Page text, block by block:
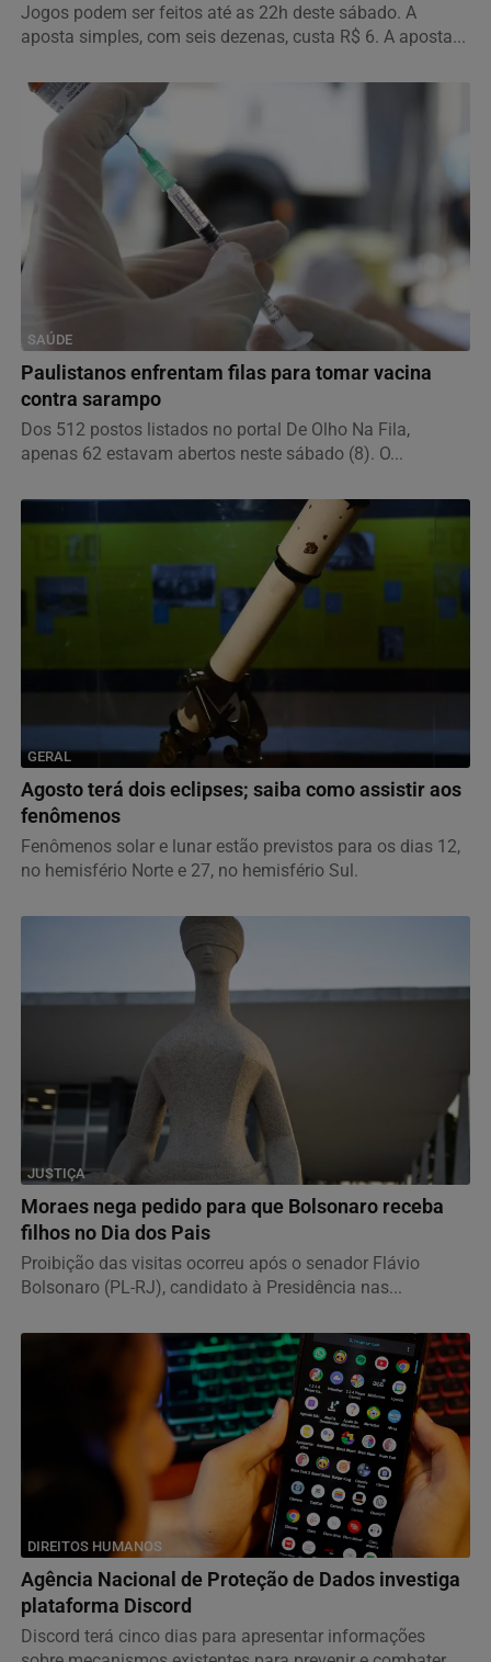
Jogos podem ser feitos até as 22h deste sábado. A
aposta simples, com seis dezenas, custa R$ 6. A aposta...
SAÚDE
Paulistanos enfrentam filas para tomar vacina
contra sarampo
Dos 512 postos listados no portal De Olho Na Fila,
apenas 62 estavam abertos neste sábado (8). O...
GERAL
Agosto terá dois eclipses; saiba como assistir aos
fenômenos
Fenômenos solar e lunar estão previstos para os dias 12,
no hemisfério Norte e 27, no hemisfério Sul.
JUSTIÇA
Moraes nega pedido para que Bolsonaro receba
filhos no Dia dos Pais
Proibição das visitas ocorreu após o senador Flávio
Bolsonaro (PL-RJ), candidato à Presidência nas...
DIREITOS HUMANOS
Agência Nacional de Proteção de Dados investiga
plataforma Discord
Discord terá cinco dias para apresentar informações